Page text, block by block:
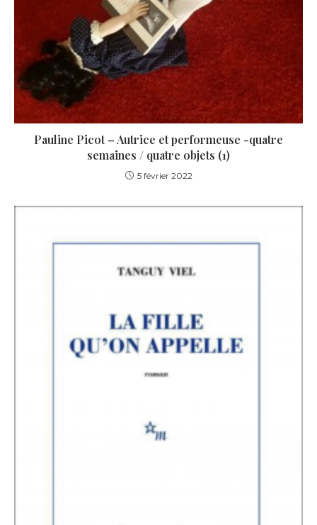
Pauline Picot – Autrice et performeuse -quatre
semaines / quatre objets (1)
5 février 2022